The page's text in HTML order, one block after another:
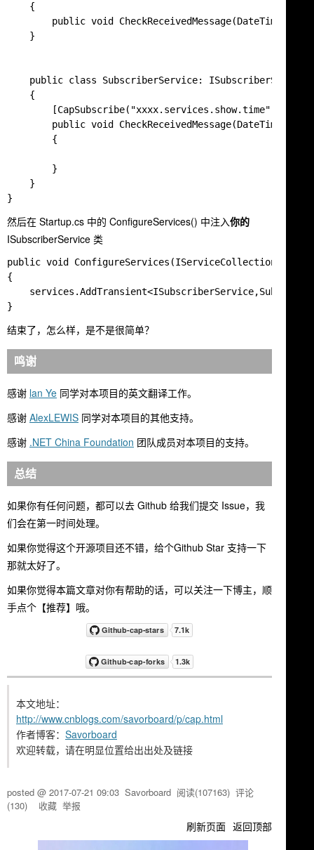
    {
    }
public class SubscriberService:
    {
    }
然后在 Startup.cs 中的 ConfigureServices() 中注入你的
ISubscriberService 类
public void ConfigureServices(IServiceCollection
{
结束了，怎么样，是不是很简单？
鸣谢
感谢 lan Ye 同学对本项目的英文翻译工作。
感谢 AlexLEWIS 同学对本项目的其他支持。
感谢 .NET China Foundation 团队成员对本项目的支持。
总结
如果你有任何问题，都可以去 Github 给我们提交 Issue，我
们会在第一时间处理。
如果你觉得这个开源项目还不错，给个Github Star 支持一下
那就太好了。
如果你觉得本篇文章对你有帮助的话，可以关注一下博主，顺
手点个【推荐】哦。
本文地址：
http://www.cnblogs.com/savorboard/p/cap.html
作者博客： Savorboard
欢迎转载，请在明显位置给出出处及链接
posted @ 2017-07-21 09:03 Savorboard 阅读(107163) 评论
(130) 收藏 举报
刷新页面 返回顶部